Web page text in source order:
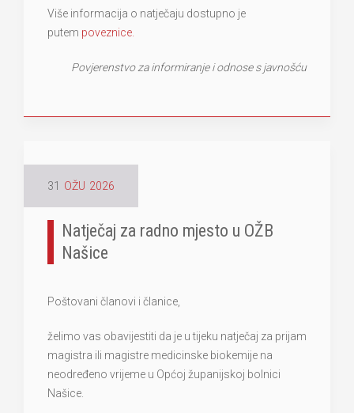
Više informacija o natječaju dostupno je
putem poveznice.
Povjerenstvo za informiranje i odnose s javnošću
31 OŽU 2026
Natječaj za radno mjesto u OŽB
Našice
Poštovani članovi i članice,
želimo vas obavijestiti da je u tijeku natječaj za prijam
magistra ili magistre medicinske biokemije na
neodređeno vrijeme u Općoj županijskoj bolnici
Našice.